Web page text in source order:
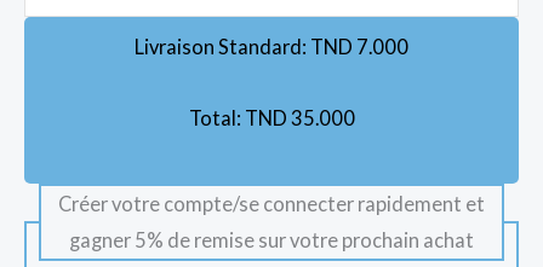
Livraison Standard: TND 7.000
Total: TND 35.000
Créer votre compte/se connecter rapidement et
gagner 5% de remise sur votre prochain achat